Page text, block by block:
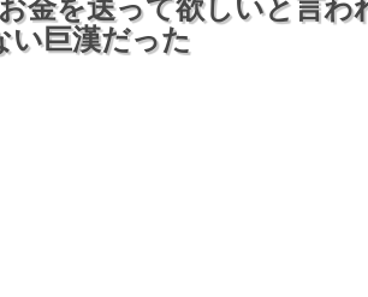
金を送って欲しいと言わ
巨漢だった